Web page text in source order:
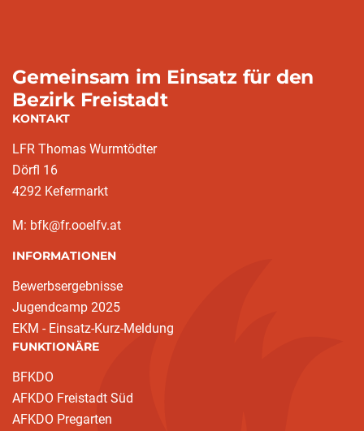
Gemeinsam im Einsatz für den
Bezirk Freistadt
KONTAKT
LFR Thomas Wurmtödter
Dörfl 16
4292 Kefermarkt
M: bfk@fr.ooelfv.at
INFORMATIONEN
Bewerbsergebnisse
Jugendcamp 2025
EKM - Einsatz-Kurz-Meldung
FUNKTIONÄRE
BFKDO
AFKDO Freistadt Süd
AFKDO Pregarten